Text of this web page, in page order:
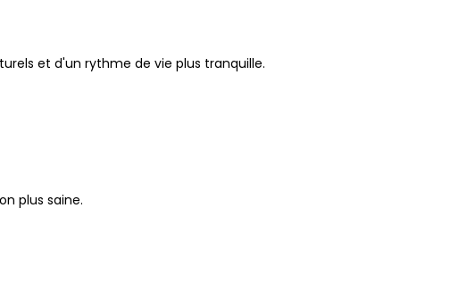
et d'un rythme de vie plus tranquille.
plus saine.